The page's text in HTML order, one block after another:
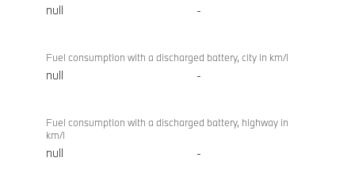
null -
Fuel consumption with a discharged battery, city in km/l
null -
Fuel consumption with a discharged battery, highway in
km/l
null -